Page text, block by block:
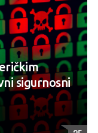
sigurnosni